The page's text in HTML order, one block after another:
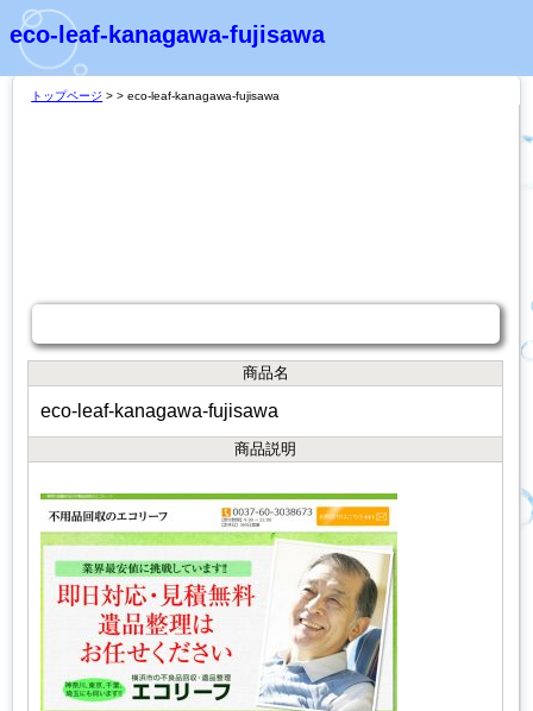
eco-leaf-kanagawa-fujisawa
トップページ >> eco-leaf-kanagawa-fujisawa
商品名
eco-leaf-kanagawa-fujisawa
商品説明